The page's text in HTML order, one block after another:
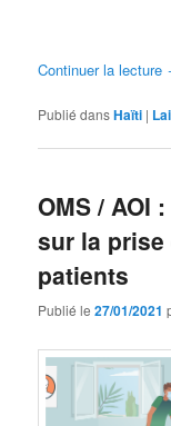
Continuer la lecture
Publié dansHaïti |
OMS / AOI
sur la prise
patients
Publié le27/01/2021